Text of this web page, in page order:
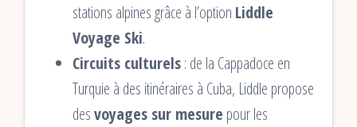
stations alpines grâce à l’option Liddle
Voyage Ski.
Circuits culturels: de la Cappadoce en
Turquie à des itinéraires à Cuba, Liddle propose
desvoyages sur mesure pour les